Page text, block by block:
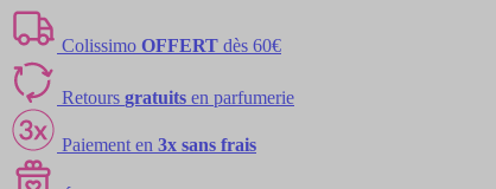
Colissimo OFFERT dès 60€
Retours gratuits en parfumerie
Paiement en 3x sans frais